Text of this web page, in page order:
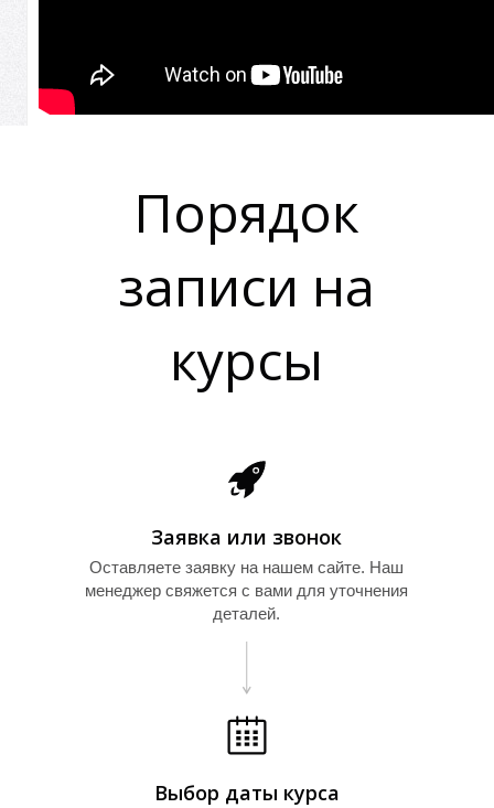
Порядок
записи на
курсы
Заявка или звонок
Оставляете заявку на нашем сайте. Наш
менеджер свяжется с вами для уточнения
деталей.
Выбор даты курса